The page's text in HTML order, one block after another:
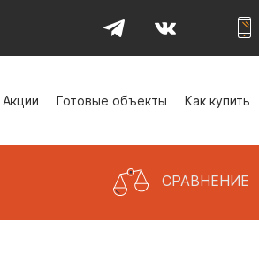
Акции Готовые объекты Как купить
СРАВНЕНИЕ